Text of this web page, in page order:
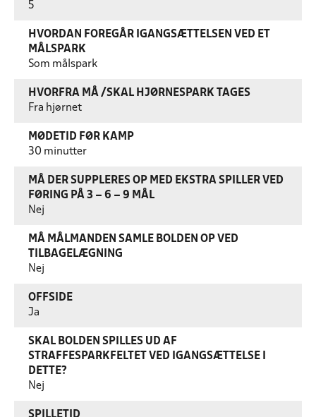
5
HVORDAN FOREGÅR IGANGSÆTTELSEN VED ET
MÅLSPARK
Som målspark
HVORFRA MÅ /SKAL HJØRNESPARK TAGES
Fra hjørnet
MØDETID FØR KAMP
30 minutter
MÅ DER SUPPLERES OP MED EKSTRA SPILLER VED
FØRING PÅ 3 – 6 – 9 MÅL
Nej
MÅ MÅLMANDEN SAMLE BOLDEN OP VED
TILBAGELÆGNING
Nej
OFFSIDE
Ja
SKAL BOLDEN SPILLES UD AF
STRAFFESPARKFELTET VED IGANGSÆTTELSE I
DETTE?
Nej
SPILLETID